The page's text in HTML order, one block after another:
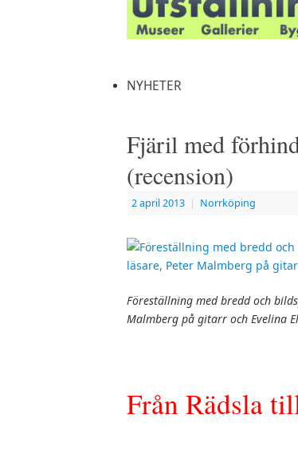
NYHETER
Fjäril med
(recension)
2 april 2013 | Norrköping
Föreställning med bredd och
Malmberg på gitarr och Evelina
Från Rädsla